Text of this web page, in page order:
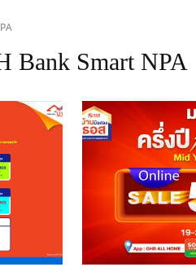
Bank Smart NPA